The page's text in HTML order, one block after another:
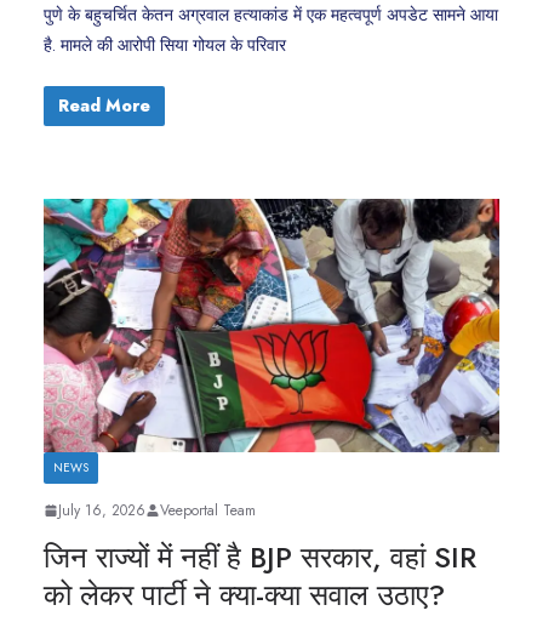
पुणे के बहुचर्चित केतन अग्रवाल हत्याकांड में एक महत्वपूर्ण अपडेट सामने आया
है. मामले की आरोपी सिया गोयल के परिवार
Read More
NEWS
July 16, 2026 Veeportal Team
जिन राज्यों में नहीं है BJP सरकार, वहां SIR
को लेकर पार्टी ने क्या-क्या सवाल उठाए?